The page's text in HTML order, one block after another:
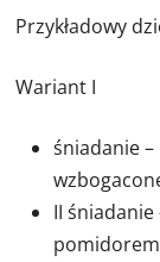
Przykładowy
Wariant I
śniadanie
II śniadanie